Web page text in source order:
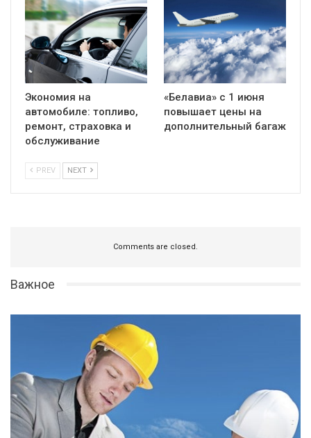
Экономия на
автомобиле: топливо,
ремонт, страховка и
обслуживание
«Белавиа» с 1 июня
повышает цены на
дополнительный багаж
PREV NEXT
Comments are closed.
Важное